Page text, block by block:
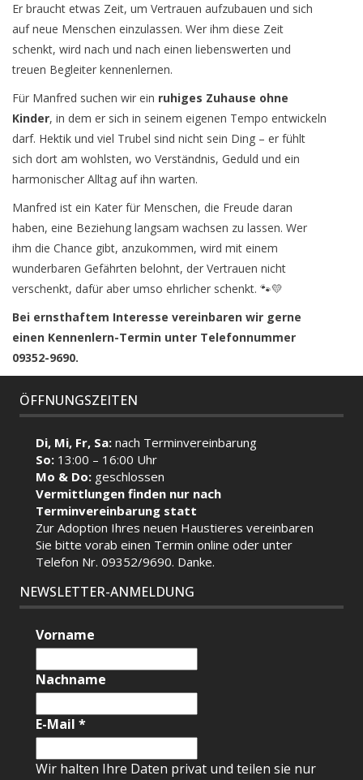
Er braucht etwas Zeit, um Vertrauen aufzubauen und sich
auf neue Menschen einzulassen. Wer ihm diese Zeit
schenkt, wird nach und nach einen liebenswerten und
treuen Begleiter kennenlernen.
Für Manfred suchen wir ein ruhiges Zuhause ohne
Kinder, in dem er sich in seinem eigenen Tempo entwickeln
darf. Hektik und viel Trubel sind nicht sein Ding – er fühlt
sich dort am wohlsten, wo Verständnis, Geduld und ein
harmonischer Alltag auf ihn warten.
Manfred ist ein Kater für Menschen, die Freude daran
haben, eine Beziehung langsam wachsen zu lassen. Wer
ihm die Chance gibt, anzukommen, wird mit einem
wunderbaren Gefährten belohnt, der Vertrauen nicht
verschenkt, dafür aber umso ehrlicher schenkt. 🐾💛
Bei ernsthaftem Interesse vereinbaren wir gerne
einen Kennenlern-Termin unter Telefonnummer
09352-9690.
ÖFFNUNGSZEITEN
Di, Mi, Fr, Sa:nach Terminvereinbarung
So: 13:00 – 16:00 Uhr
Mo & Do: geschlossen
Vermittlungen finden nur nach
Terminvereinbarung statt
Zur Adoption Ihres neuen Haustieres vereinbaren
Sie bitte vorab einen Terminonline oder unter
Telefon Nr. 09352/9690. Danke.
NEWSLETTER-ANMELDUNG
Vorname
Nachname
E-Mail*
Wir halten Ihre Daten privat und teilen sie nur